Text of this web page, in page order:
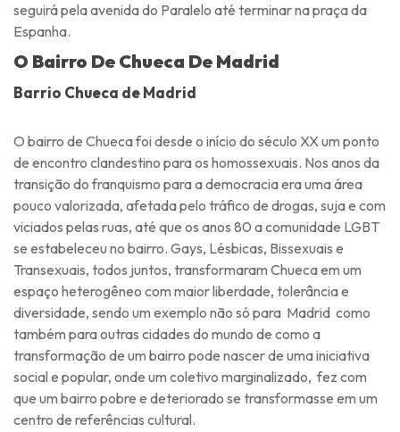
seguirá pela avenida do Paralelo até terminar na praça da
Espanha.
O Bairro De Chueca De Madrid
Barrio Chueca de Madrid
O bairro de Chueca foi desde o início do século XX um ponto
de encontro clandestino para os homossexuais. Nos anos da
transição do franquismo para a democracia era uma área
pouco valorizada, afetada pelo tráfico de drogas, suja e com
viciados pelas ruas, até que os anos 80 a comunidade LGBT
se estabeleceu no bairro. Gays, Lésbicas, Bissexuais e
Transexuais, todos juntos, transformaram Chueca em um
espaço heterogêneo com maior liberdade, tolerância e
diversidade, sendo um exemplo não só para Madrid como
também para outras cidades do mundo de como a
transformação de um bairro pode nascer de uma iniciativa
social e popular, onde um coletivo marginalizado, fez com
que um bairro pobre e deteriorado se transformasse em um
centro de referências cultural.